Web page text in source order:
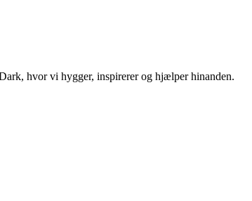
hvor vi hygger, inspirerer og hjælper hinanden.